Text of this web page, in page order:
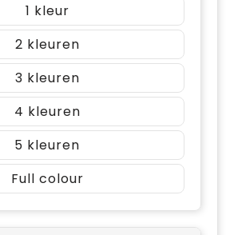
1
2
3
4
5
Full colour